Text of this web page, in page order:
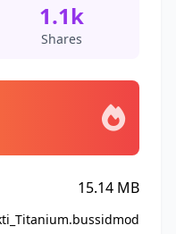
1.1k
Shares
15.14 MB